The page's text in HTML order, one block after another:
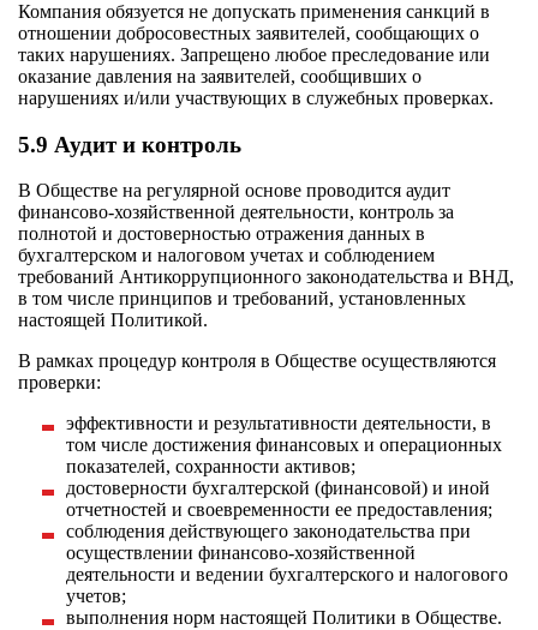
Компания обязуется не допускать применения санкций в
отношении добросовестных заявителей, сообщающих о
таких нарушениях. Запрещено любое преследование или
оказание давления на заявителей, сообщивших о
нарушениях и/или участвующих в служебных проверках.
5.9 Аудит и контроль
В Обществе на регулярной основе проводится аудит
финансово-хозяйственной деятельности, контроль за
полнотой и достоверностью отражения данных в
бухгалтерском и налоговом учетах и соблюдением
требований Антикоррупционного законодательства и ВНД,
в том числе принципов и требований, установленных
настоящей Политикой.
В рамках процедур контроля в Обществе осуществляются
проверки:
эффективности и результативности деятельности, в
том числе достижения финансовых и операционных
показателей, сохранности активов;
достоверности бухгалтерской (финансовой) и иной
отчетностей и своевременности ее предоставления;
соблюдения действующего законодательства при
осуществлении финансово-хозяйственной
деятельности и ведении бухгалтерского и налогового
учетов;
выполнения норм настоящей Политики в Обществе.